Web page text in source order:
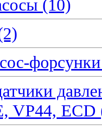
(10)
VP44, ECD